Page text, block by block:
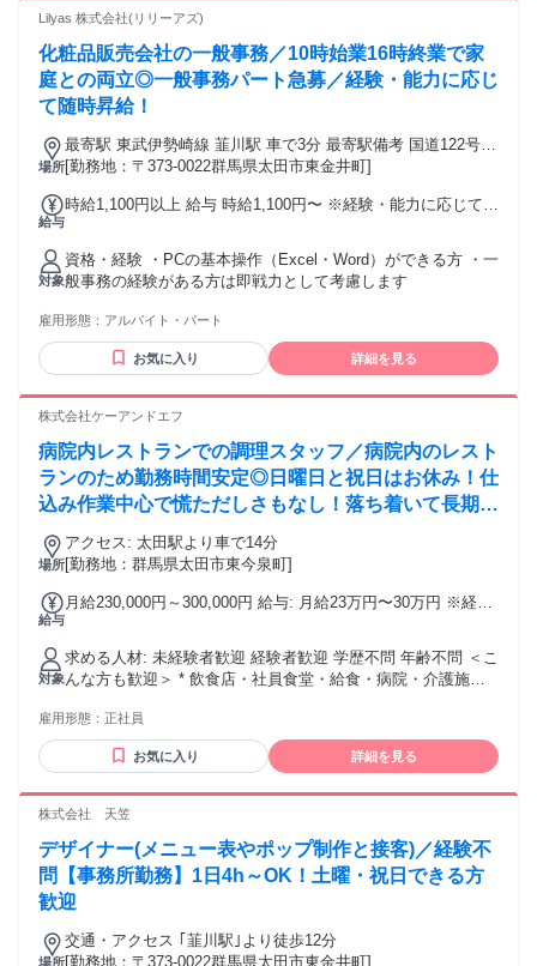
Lilyas 株式会社(リリーアズ)
化粧品販売会社の一般事務／10時始業16時終業で家
庭との両立◎一般事務パート急募／経験・能力に応じ
て随時昇給！
場所
最寄駅 東武伊勢崎線 韮川駅 車で3分 最寄駅備考 国道122号線
沿い、国道407号線近く
[勤務地：〒373-0022群馬県太田市東金井町]
給与
時給1,100円以上 給与 時給1,100円〜 ※経験・能力に応じて随
対象
資格・経験 ・PCの基本操作（Excel・Word）ができる方 ・一
般事務の経験がある方は即戦力として考慮します
雇用形態： アルバイト・パート
お気に入り 詳細を見る
株式会社ケーアンドエフ
病院内レストランでの調理スタッフ／病院内のレスト
ランのため勤務時間安定◎日曜日と祝日はお休み！仕
込み作業中心で慌ただしさもなし！落ち着いて長期で
働きたい方大歓迎です！
場所
アクセス: 太田駅より車で14分
[勤務地：群馬県太田市東今泉町]
給与
月給230,000円～300,000円 給与: 月給23万円〜30万円 ※経
対象
求める人材: 未経験者歓迎 経験者歓迎 学歴不問 年齢不問 ＜こ
んな方も歓迎＞ * 飲食店・社員食堂・給食・病院・介護施設
働時間の安定でプライベートも大切にしたい方 * 落ち着いた
環境で腰を据えて働きたい方
雇用形態： 正社員
お気に入り 詳細を見る
株式会社 天笠
デザイナー(メニュー表やポップ制作と接客)／経験不
問【事務所勤務】1日4h～OK！土曜・祝日できる方
歓迎
場所
交通・アクセス ｢韮川駅｣より徒歩12分
[勤務地：〒373-0022群馬県太田市東金井町]